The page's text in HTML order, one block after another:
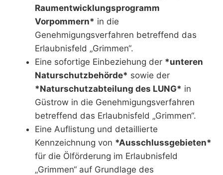
Raumentwicklungsprogramm
Vorpommern* in die
Genehmigungsverfahren betreffend das
Erlaubnisfeld „Grimmen“.
Eine sofortige Einbeziehung der *unteren
Naturschutzbehörde* sowie der
*Naturschutzabteilung des LUNG* in
Güstrow in die Genehmigungsverfahren
betreffend das Erlaubnisfeld „Grimmen“.
Eine Auflistung und detaillierte
Kennzeichnung von *Ausschlussgebieten*
für die Ölförderung im Erlaubnisfeld
„Grimmen“ auf Grundlage des